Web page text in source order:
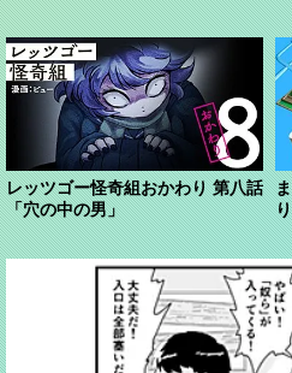
レッツゴー怪奇組おかわり 第八話
「穴の中の男」